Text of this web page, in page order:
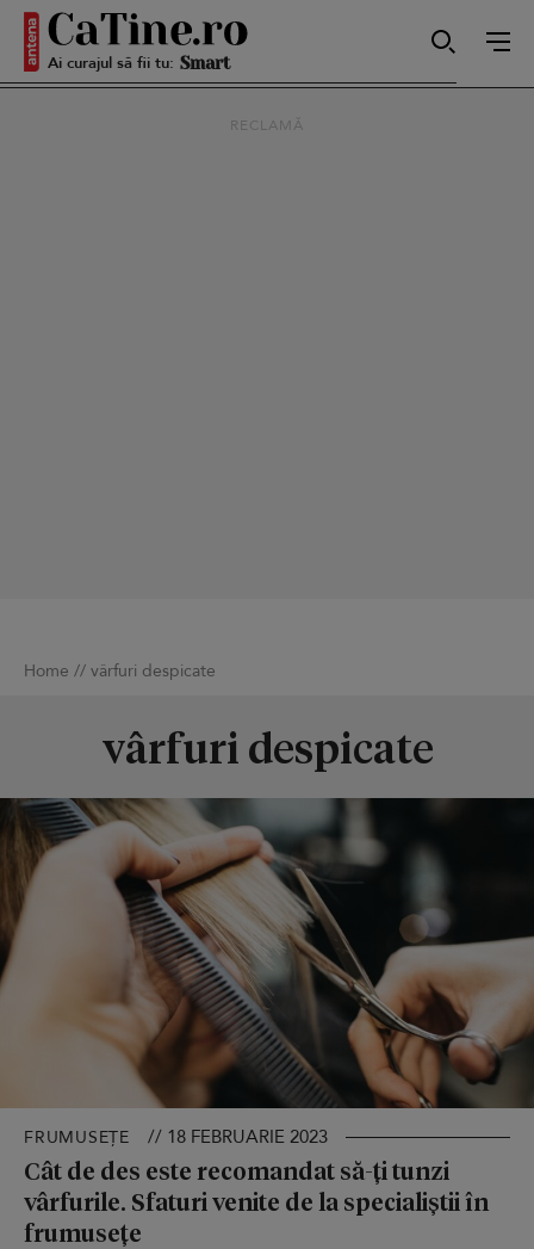
Ai curajul să fii tu:
Smart
RECLAMĂ
Home // vârfuri despicate
vârfuri despicate
FRUMUSEȚE // 18 FEBRUARIE 2023
Cât de des este recomandat să-ți tunzi
vârfurile. Sfaturi venite de la specialiștii în
frumusețe